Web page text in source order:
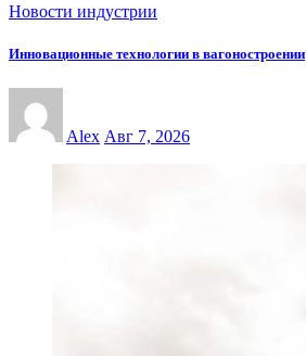
Новости индустрии
Инновационные технологии в вагоностроении
Alex Авг 7, 2026